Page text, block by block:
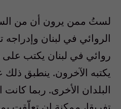
لستُ ممن يرون أن من
الروائي في لبنان
روائي في لبنان يكتب
يكتبه الآخرون. ينطبق
البلدان الأخرى. ربما كانت